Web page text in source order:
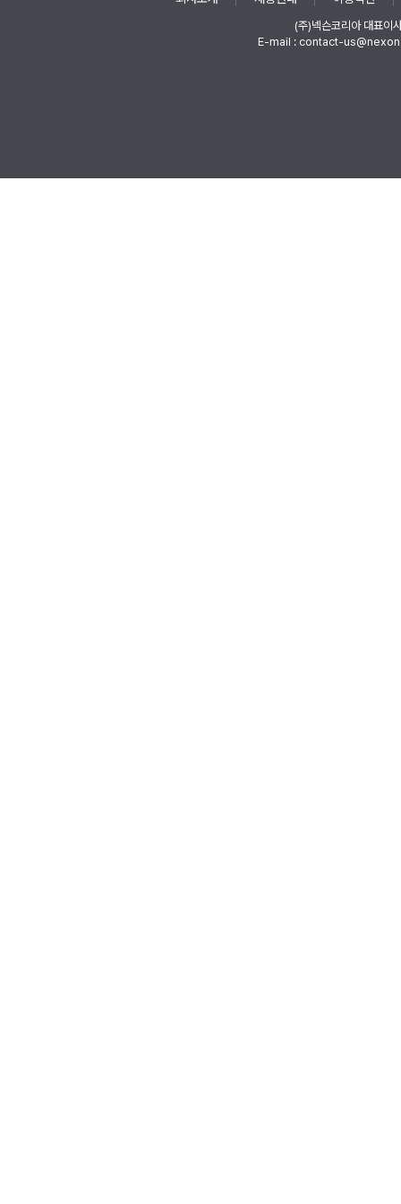
(주)넥슨코리아 대표이
E-mail : contact-